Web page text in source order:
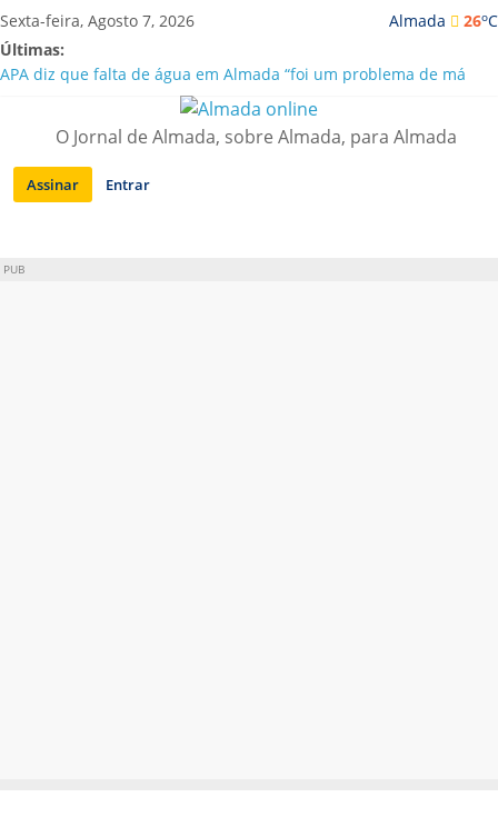
Saltar
para
conteúdo
Almada 26oC
Sexta-feira, Agosto 7, 2026
Últimas:
APA diz que falta de água em Almada “foi um problema de má
Laranjeiro | Cultura pop asiática invade a Casa Amarela
Ponte 25 de Abril celebra 60 anos com programa cultural entre
Lisboa e Almada
Situação de alerta em Almada renovada até final de Agosto
O Jornal de Almada, sobre Almada, para Almada
Assinar Entrar
PUB